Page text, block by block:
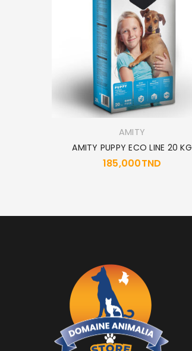
AMITY
AMITY PUPPY ECO LINE 20 KG
185,000TND